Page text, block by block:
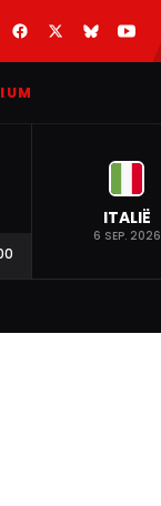
ITALIË
6 SEP. 2026